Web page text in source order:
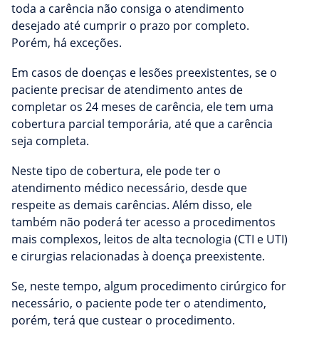
toda a carência não consiga o atendimento
desejado até cumprir o prazo por completo.
Porém, há exceções.
Em casos de doenças e lesões preexistentes, se o
paciente precisar de atendimento antes de
completar os 24 meses de carência, ele tem uma
cobertura parcial temporária, até que a carência
seja completa.
Neste tipo de cobertura, ele pode ter o
atendimento médico necessário, desde que
respeite as demais carências. Além disso, ele
também não poderá ter acesso a procedimentos
mais complexos, leitos de alta tecnologia (CTI e UTI)
e cirurgias relacionadas à doença preexistente.
Se, neste tempo, algum procedimento cirúrgico for
necessário, o paciente pode ter o atendimento,
porém, terá que custear o procedimento.